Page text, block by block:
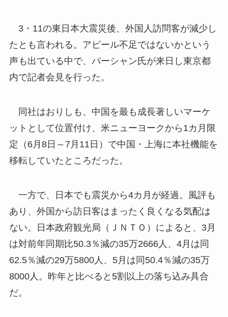
3・11の東日本大震災後、外国人訪問客が減少し
たとも言われる。アピール不足ではないかという
声も出ている中で、パーシャン氏が来日し東京都
内で記者会見を行った。
同社はおりしも、中国を最も成長著しいマーケ
ットとして位置付け、米ニューヨークから1カ月限
定（6月8日～7月11日）で中国・上海に本社機能を
移転していたところだった。
一方で、日本でも震災から4カ月が経過。風評も
あり、外国から訪日客はまったく良くなる気配は
ない。日本政府観光局（ＪＮＴＯ）によると、3月
は対前年同期比50.3％減の35万2666人、4月は同
62.5％減の29万5800人、5月は同50.4％減の35万
8000人。昨年と比べると5割以上の落ち込み具合
だ。